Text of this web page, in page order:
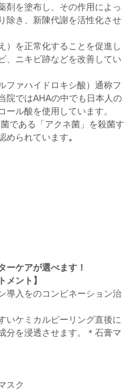
剤を塗布し、その作用によっ
除き、新陳代謝を活性化させ
）を正常化することを促進し
、ニキビ跡などを改善してい
ファハイドロキシ酸）通称フ
院ではAHAの中でも日本人の
ール酸を使用しています。
である「アクネ菌」を殺菌す
められています。
ーケアが選べます！
ント】
導入をのコンビネーション治
いケミカルピーリング直後に
分を浸透させます。＊石膏マ
スク